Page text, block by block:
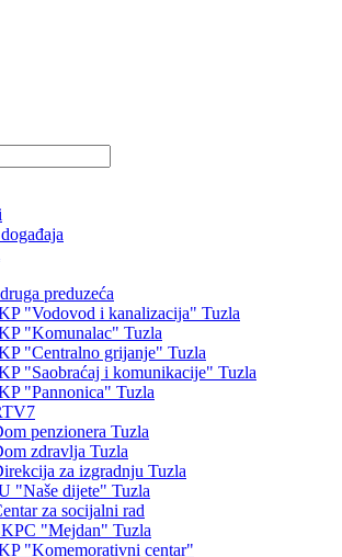
preduzeća
"Vodovod i kanalizacija" Tuzla
"Komunalac" Tuzla
"Centralno grijanje" Tuzla
"Saobraćaj i komunikacije" Tuzla
"Pannonica" Tuzla
penzionera Tuzla
zdravlja Tuzla
za izgradnju Tuzla
"Naše dijete" Tuzla
za socijalni rad
"Mejdan" Tuzla
"Komemorativni centar"